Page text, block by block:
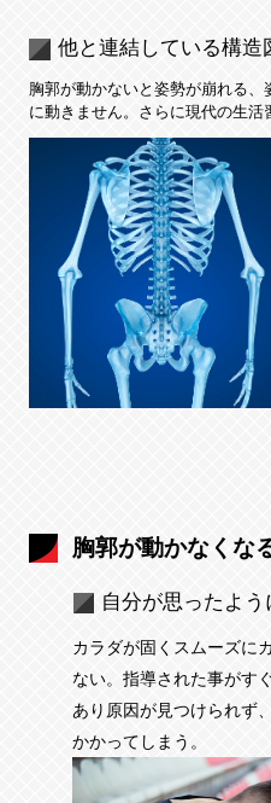
他と連結している構造
胸郭が動かないと姿勢が崩れる、
に動きません。さらに現代の生活
胸郭が動かなくな
自分が思ったよ
カラダが固くスムーズに
ない。指導された事がす
あり原因が見つけられず
かかってしまう。